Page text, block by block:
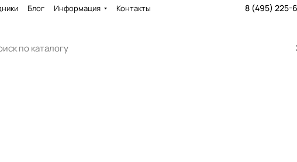
Блог Информация Контакты 8 (495) 225-